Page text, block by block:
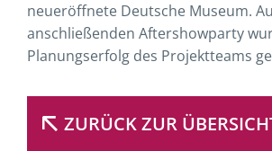
neueröffnete Deutsche Museum.
anschließenden Aftershowparty
Planungserfolg des Projektteams
ZURÜCK ZUR